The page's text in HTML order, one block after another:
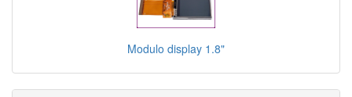
Modulo display 1.8"